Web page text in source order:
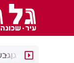
רמת גן